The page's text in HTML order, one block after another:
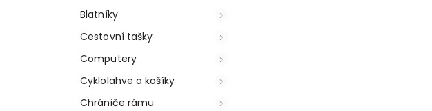
Blatníky
Cestovní tašky
Computery
Cyklolahve a košíky
Chrániče rámu